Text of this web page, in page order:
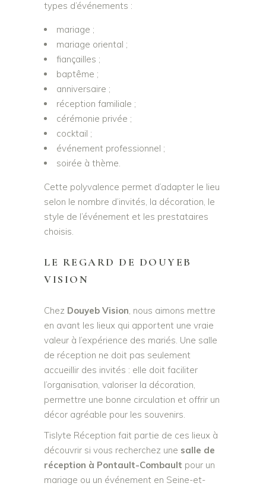
types d’événements :
mariage ;
mariage oriental ;
fiançailles ;
baptême ;
anniversaire ;
réception familiale ;
cérémonie privée ;
cocktail ;
événement professionnel ;
soirée à thème.
Cette polyvalence permet d’adapter le lieu
selon le nombre d’invités, la décoration, le
style de l’événement et les prestataires
choisis.
LE REGARD DE DOUYEB
VISION
Chez Douyeb Vision, nous aimons mettre
en avant les lieux qui apportent une vraie
valeur à l’expérience des mariés. Une salle
de réception ne doit pas seulement
accueillir des invités : elle doit faciliter
l’organisation, valoriser la décoration,
permettre une bonne circulation et offrir un
décor agréable pour les souvenirs.
Tislyte Réception fait partie de ces lieux à
découvrir si vous recherchez une salle de
réception à Pontault-Combault pour un
mariage ou un événement en Seine-et-